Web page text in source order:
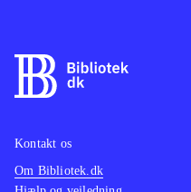
Kontakt os
Om Bibliotek.dk